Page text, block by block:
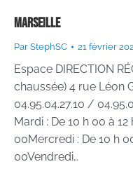
Marseille
Par StephSC 21 février
Espace DIRECTION
chaussée) 4 rue Léon
04.95.04.27.10 /
Mardi : De 10 h 00 à
00Mercredi : De 10 h
00Vendredi…